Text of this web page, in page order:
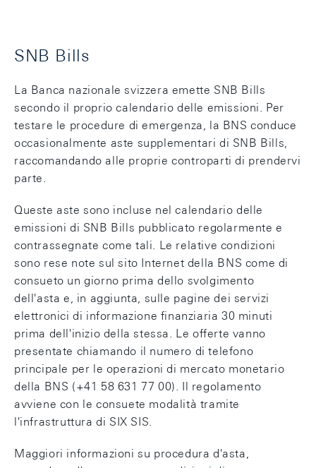
SNB Bills
La Banca nazionale svizzera emette SNB Bills
secondo il proprio calendario delle emissioni. Per
testare le procedure di emergenza, la BNS conduce
occasionalmente aste supplementari di SNB Bills,
raccomandando alle proprie controparti di prendervi
parte.
Queste aste sono incluse nel calendario delle
emissioni di SNB Bills pubblicato regolarmente e
contrassegnate come tali. Le relative condizioni
sono rese note sul sito Internet della BNS come di
consueto un giorno prima dello svolgimento
dell'asta e, in aggiunta, sulle pagine dei servizi
elettronici di informazione finanziaria 30 minuti
prima dell'inizio della stessa. Le offerte vanno
presentate chiamando il numero di telefono
principale per le operazioni di mercato monetario
della BNS (+41 58 631 77 00). Il regolamento
avviene con le consuete modalità tramite
l'infrastruttura di SIX SIS.
Maggiori informazioni su procedura d'asta,